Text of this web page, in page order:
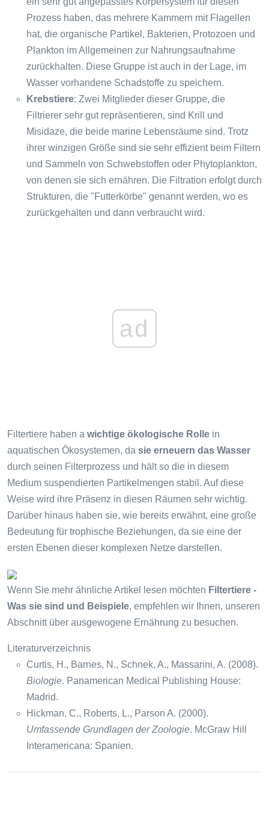
Prozess haben, das mehrere Kammern mit Flagellen
hat, die organische Partikel, Bakterien, Protozoen und
Plankton im Allgemeinen zur Nahrungsaufnahme
zurückhalten. Diese Gruppe ist auch in der Lage, im
Wasser vorhandene Schadstoffe zu speichern.
Krebstiere: Zwei Mitglieder dieser Gruppe, die
Filtrierer sehr gut repräsentieren, sind Krill und
Misidaze, die beide marine Lebensräume sind. Trotz
ihrer winzigen Größe sind sie sehr effizient beim Filtern
und Sammeln von Schwebstoffen oder Phytoplankton,
von denen sie sich ernähren. Die Filtration erfolgt durch
Strukturen, die "Futterkörbe" genannt werden, wo es
zurückgehalten und dann verbraucht wird.
ad
Filtertiere haben a wichtige ökologische Rolle in
aquatischen Ökosystemen, da sie erneuern das Wasser
durch seinen Filterprozess und hält so die in diesem
Medium suspendierten Partikelmengen stabil. Auf diese
Weise wird ihre Präsenz in diesen Räumen sehr wichtig.
Darüber hinaus haben sie, wie bereits erwähnt, eine große
Bedeutung für trophische Beziehungen, da sie eine der
ersten Ebenen dieser komplexen Netze darstellen.
Wenn Sie mehr ähnliche Artikel lesen möchten Filtertiere -
Was sie sind und Beispiele, empfehlen wir Ihnen, unseren
Abschnitt über ausgewogene Ernährung zu besuchen.
Literaturverzeichnis
Curtis, H., Barnes, N., Schnek, A., Massarini, A. (2008).
Biologie. Panamerican Medical Publishing House:
Madrid.
Hickman, C., Roberts, L., Parson A. (2000).
Umfassende Grundlagen der Zoologie. McGraw Hill
Interamericana: Spanien.